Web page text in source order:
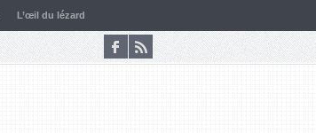
L’œil du lézard